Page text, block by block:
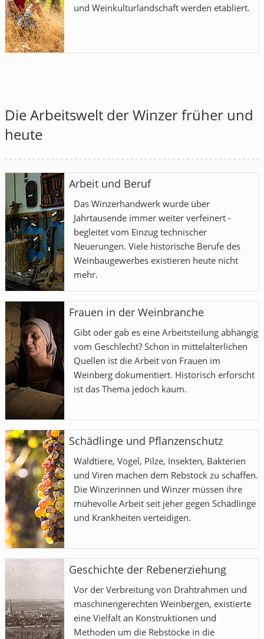
und Weinkulturlandschaft werden etabliert.
Die Arbeitswelt der Winzer früher und
heute
Arbeit und Beruf
Das Winzerhandwerk wurde über
Jahrtausende immer weiter verfeinert -
begleitet vom Einzug technischer
Neuerungen. Viele historische Berufe des
Weinbaugewerbes existieren heute nicht
mehr.
Frauen in der Weinbranche
Gibt oder gab es eine Arbeitsteilung abhängig
vom Geschlecht? Schon in mittelalterlichen
Quellen ist die Arbeit von Frauen im
Weinberg dokumentiert. Historisch erforscht
ist das Thema jedoch kaum.
Schädlinge und Pflanzenschutz
Waldtiere, Vögel, Pilze, Insekten, Bakterien
und Viren machen dem Rebstock zu schaffen.
Die Winzerinnen und Winzer müssen ihre
mühevolle Arbeit seit jeher gegen Schädlinge
und Krankheiten verteidigen.
Geschichte der Rebenerziehung
Vor der Verbreitung von Drahtrahmen und
maschinengerechten Weinbergen, existierte
eine Vielfalt an Konstruktionen und
Methoden um die Rebstöcke in die